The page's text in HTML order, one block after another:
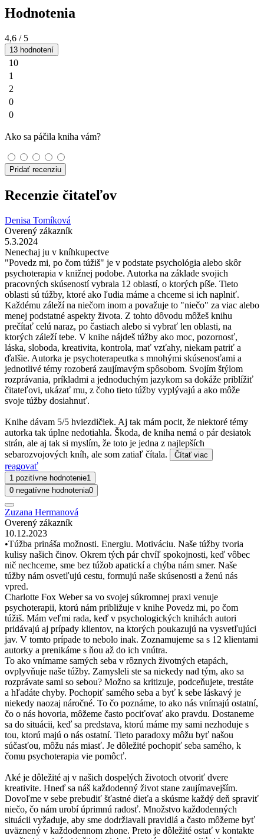
Hodnotenia
4,6 / 5
13 hodnotení
10
1
2
0
0
Ako sa páčila kniha vám?
Pridať recenziu
Recenzie čitateľov
Denisa Tomíková
Overený zákazník
5.3.2024
Nenechaj ju v kníhkupectve
"Povedz mi, po čom túžiš" je v podstate psychológia alebo skôr
psychoterapia v knižnej podobe. Autorka na základe svojich
pracovných skúseností vybrala 12 oblastí, o ktorých píše. Tieto
oblasti sú túžby, ktoré ako ľudia máme a chceme si ich naplniť.
Každému záleží na niečom inom a považuje to "niečo" za viac alebo
menej podstatné aspekty života. Z tohto dôvodu môžeš knihu
prečítať celú naraz, po častiach alebo si vybrať len oblasti, na
ktorých záleží tebe. V knihe nájdeš túžby ako moc, pozornosť,
láska, sloboda, kreativita, kontrola, mať vzťahy, niekam patriť a
ďalšie. Autorka je psychoterapeutka s mnohými skúsenosťami a
jednotlivé témy rozoberá zaujímavým spôsobom. Svojím štýlom
rozprávania, príkladmi a jednoduchým jazykom sa dokáže priblížiť
čitateľovi, ukázať mu, z čoho tieto túžby vyplývajú a ako môže
svoje túžby dosiahnuť.
Knihe dávam 5/5 hviezdičiek. Aj tak mám pocit, že niektoré témy
autorka tak úplne nedotiahla. Škoda, de kniha nemá o pár desiatok
strán, ale aj tak si myslím, že toto je jedna z najlepších
sebarozvojových kníh, ale som zatiaľ čítala.
Čítať viac
reagovať
1 pozitívne hodnotenie1
0 negatívne hodnotenia0
Zuzana Hermanová
Overený zákazník
10.12.2023
•Túžba prináša možnosti. Energiu. Motiváciu. Naše túžby tvoria
kulisy našich činov. Okrem tých pár chvíľ spokojnosti, keď vôbec
nič nechceme, sme bez túžob apatickí a chýba nám smer. Naše
túžby nám osvetľujú cestu, formujú naše skúsenosti a ženú nás
vpred.
Charlotte Fox Weber sa vo svojej súkromnej praxi venuje
psychoterapii, ktorú nám približuje v knihe Povedz mi, po čom
túžiš. Mám veľmi rada, keď v psychologických knihách autori
pridávajú aj prípady klientov, na ktorých poukazujú na vysvetľujúci
jav. V tomto prípade to nebolo inak. Zoznamujeme sa s 12 klientami
autorky a prenikáme s ňou až do ich vnútra.
To ako vnímame samých seba v rôznych životných etapách,
ovplyvňuje naše túžby. Zamysleli ste sa niekedy nad tým, ako sa
rozprávate sami so sebou? Možno sa kritizuje, podceňujete, trestáte
a hľadáte chyby. Pochopiť samého seba a byť k sebe láskavý je
niekedy naozaj náročné. To čo poznáme, to ako nás vnímajú ostatní,
čo o nás hovoria, môžeme často pociťovať ako pravdu. Dostaneme
sa do situácii, keď sa predstava, ktorú máme my sami nezhoduje s
tou, ktorú majú o nás ostatní. Tieto paradoxy môžu byť našou
súčasťou, môžu nás miasť. Je dôležité pochopiť seba samého, k
čomu psychoterapia vie pomôcť.
Aké je dôležité aj v našich dospelých životoch otvoriť dvere
kreativite. Hneď sa náš každodenný život stane zaujímavejším.
Dovoľme v sebe prebudiť šťastné dieťa a skúsme každý deň spraviť
niečo, čo nám urobí úprimnú radosť. Množstvo každodenných
situácii vyžaduje, aby sme dodržiavali pravidlá a často môžeme byť
uväznený v každodennom zhone. Preto je dôležité ostať v kontakte